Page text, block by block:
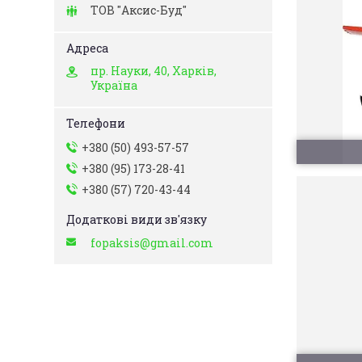
ТОВ "Аксис-Буд"
пр. Науки, 40, Харків,
Україна
+380 (50) 493-57-57
+380 (95) 173-28-41
+380 (57) 720-43-44
fopaksis@gmail.com